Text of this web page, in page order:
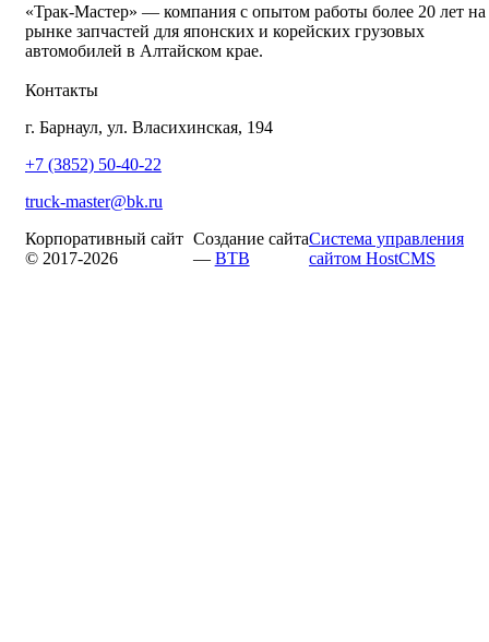
«Трак-Мастер» — компания с опытом работы более 20 лет на
рынке запчастей для японских и корейских грузовых
автомобилей в Алтайском крае.
Контакты
г. Барнаул, ул. Власихинская, 194
+7 (3852) 50-40-22
truck-master@bk.ru
Корпоративный сайт
© 2017-2026
Создание сайта
— BTB
Система управления
сайтом HostCMS